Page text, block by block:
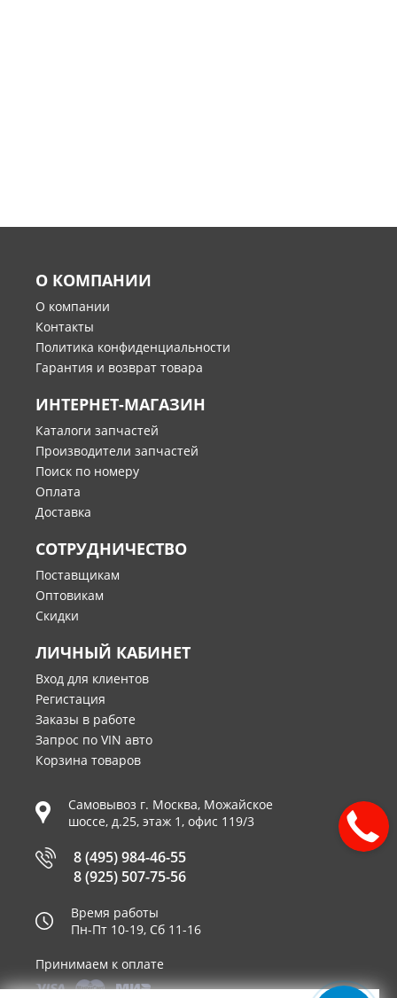
О КОМПАНИИ
О компании
Контакты
Политика конфиденциальности
Гарантия и возврат товара
ИНТЕРНЕТ-МАГАЗИН
Каталоги запчастей
Производители запчастей
Поиск по номеру
Оплата
Доставка
СОТРУДНИЧЕСТВО
Поставщикам
Оптовикам
Скидки
ЛИЧНЫЙ КАБИНЕТ
Вход для клиентов
Регистация
Заказы в работе
Запрос по VIN авто
Корзина товаров
Самовывоз г. Москва, Можайское
шоссе, д.25, этаж 1, офис 119/3
8 (495) 984-46-55
8 (925) 507-75-56
Время работы
Пн-Пт 10-19, Сб 11-16
Принимаем к оплате